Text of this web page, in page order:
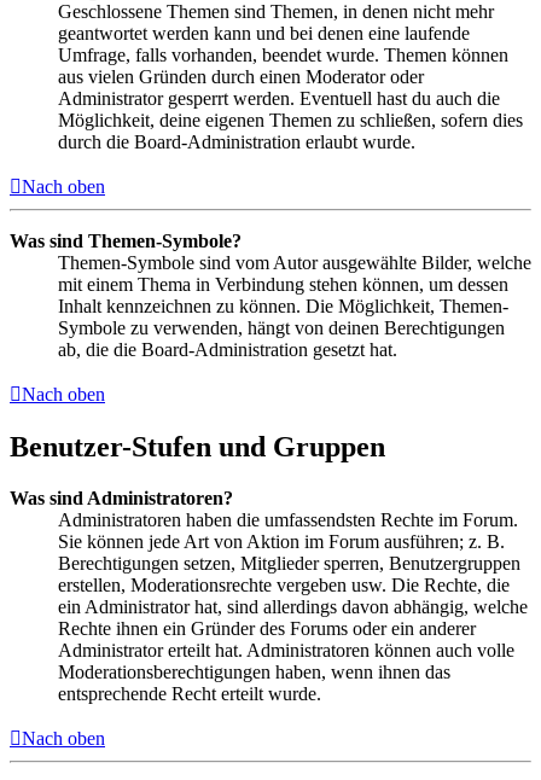
Geschlossene Themen sind Themen, in denen nicht mehr
geantwortet werden kann und bei denen eine laufende
Umfrage, falls vorhanden, beendet wurde. Themen können
aus vielen Gründen durch einen Moderator oder
Administrator gesperrt werden. Eventuell hast du auch die
Möglichkeit, deine eigenen Themen zu schließen, sofern dies
durch die Board-Administration erlaubt wurde.
Nach oben
Was sind Themen-Symbole?
Themen-Symbole sind vom Autor ausgewählte Bilder, welche
mit einem Thema in Verbindung stehen können, um dessen
Inhalt kennzeichnen zu können. Die Möglichkeit, Themen-
Symbole zu verwenden, hängt von deinen Berechtigungen
ab, die die Board-Administration gesetzt hat.
Nach oben
Benutzer-Stufen und Gruppen
Was sind Administratoren?
Administratoren haben die umfassendsten Rechte im Forum.
Sie können jede Art von Aktion im Forum ausführen; z. B.
Berechtigungen setzen, Mitglieder sperren, Benutzergruppen
erstellen, Moderationsrechte vergeben usw. Die Rechte, die
ein Administrator hat, sind allerdings davon abhängig, welche
Rechte ihnen ein Gründer des Forums oder ein anderer
Administrator erteilt hat. Administratoren können auch volle
Moderationsberechtigungen haben, wenn ihnen das
entsprechende Recht erteilt wurde.
Nach oben